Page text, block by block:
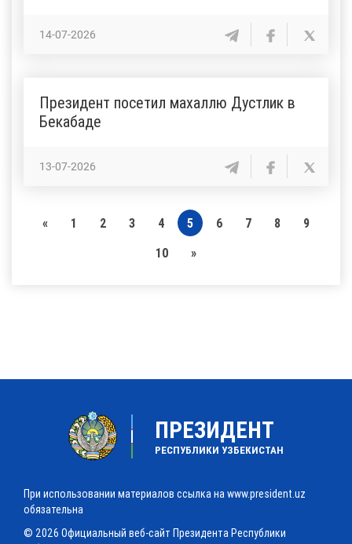
14-07-2026
Президент посетил махаллю Дустлик в
Бекабаде
13-07-2026
« 1 2 3 4 5 6 7 8
9
10
»
ПРЕЗИДЕНТ
РЕСПУБЛИКИ УЗБЕКИСТАН
При использовании материалов ссылка на www.president.uz
обязательна
© 2026 Официальный веб-сайт Президента Республики